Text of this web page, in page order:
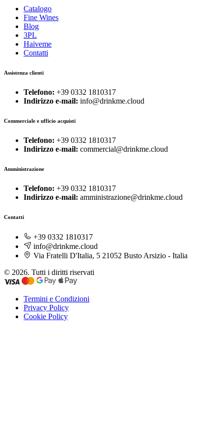
Catalogo
Fine Wines
Blog
3PL
Haiveme
Contatti
Assistenza clienti
Telefono: +39 0332 1810317
Indirizzo e-mail: info@drinkme.cloud
Commerciale e ufficio acquisti
Telefono: +39 0332 1810317
Indirizzo e-mail: commercial@drinkme.cloud
Amministrazione
Telefono: +39 0332 1810317
Indirizzo e-mail: amministrazione@drinkme.cloud
Contatti
+39 0332 1810317
info@drinkme.cloud
Via Fratelli D'Italia, 5 21052 Busto Arsizio - Italia
© 2026. Tutti i diritti riservati
Termini e Condizioni
Privacy Policy
Cookie Policy